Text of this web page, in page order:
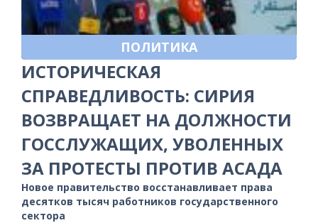
ПОЛИТИКА
ИСТОРИЧЕСКАЯ
СПРАВЕДЛИВОСТЬ: СИРИЯ
ВОЗВРАЩАЕТ НА ДОЛЖНОСТИ
ГОССЛУЖАЩИХ, УВОЛЕННЫХ
ЗА ПРОТЕСТЫ ПРОТИВ АСАДА
Новое правительство восстанавливает права
десятков тысяч работников государственного
сектора